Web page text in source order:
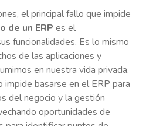
el principal fallo que impide
de un ERP es el
funcionalidades. Es lo mismo
de las aplicaciones y
en nuestra vida privada.
impide basarse en el ERP para
del negocio y la gestión
oportunidades de